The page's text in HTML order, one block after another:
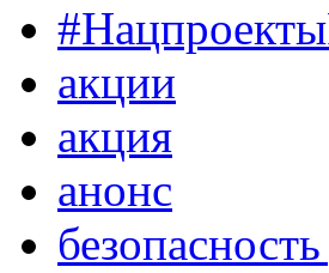
акции
акция
анонс